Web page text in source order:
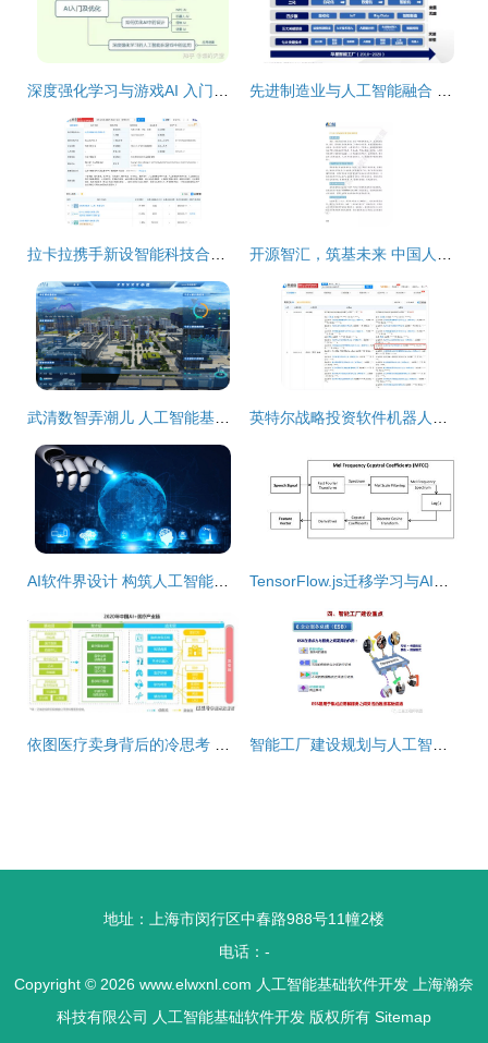
地址：上海市闵行区中春路988号11幢2楼
电话：-
Copyright © 2026 www.elwxnl.com 人工智能基础软件开发
上海瀚奈
科技有限公司
人工智能基础软件开发 版权所有 Sitemap